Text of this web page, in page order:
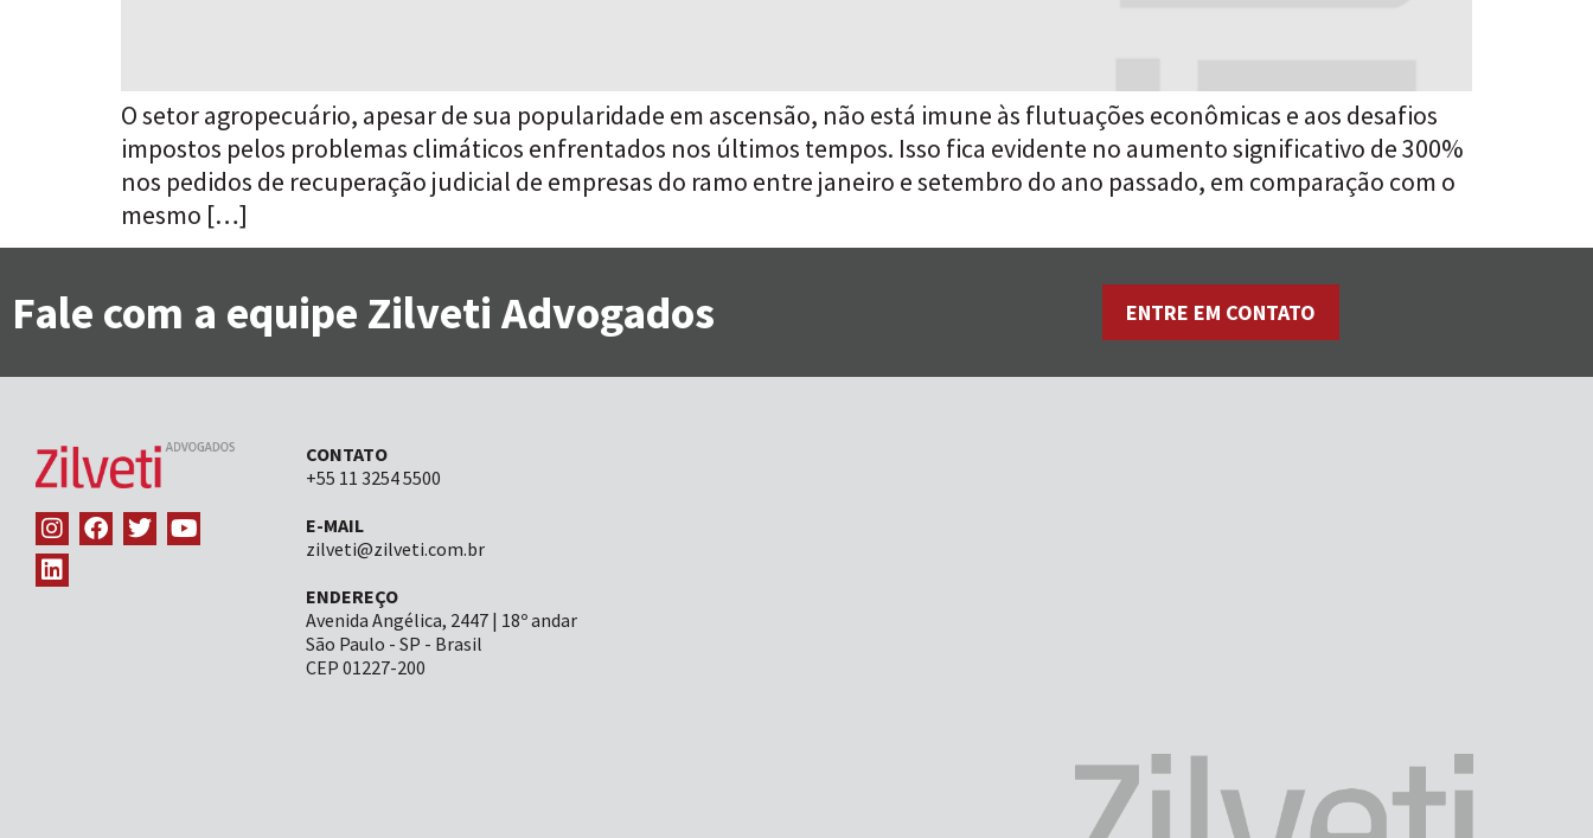
O setor agropecuário, apesar de sua popularidade em ascensão, não está imune às flutuações econômicas e aos desafios
impostos pelos problemas climáticos enfrentados nos últimos tempos. Isso fica evidente no aumento significativo de 300%
nos pedidos de recuperação judicial de empresas do ramo entre janeiro e setembro do ano passado, em comparação com o
mesmo […]
Fale com a equipe Zilveti Advogados ENTRE EM CONTATO
CONTATO
+55 11 3254 5500
E-MAIL
zilveti@zilveti.com.br
ENDEREÇO
Avenida Angélica, 2447 | 18º andar
São Paulo - SP - Brasil
CEP 01227-200